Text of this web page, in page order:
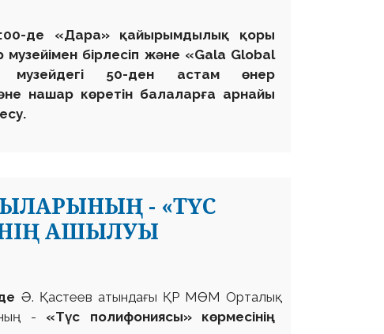
де «Дара» қайырымдылық қоры
бірлесіп және «Gala Global
50-ден астам өнер
нашар көретін балаларға арнайы
- «ТҮС
АШЫЛУЫ
Ә. Қастеев атындағы ҚР МӨМ Орталық
- «Түс полифониясы» көрмесінің